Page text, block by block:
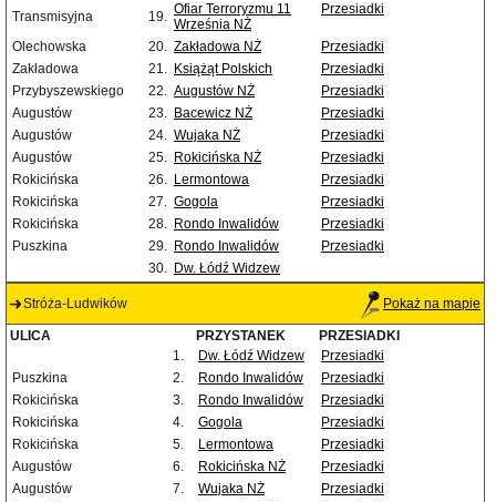
Transmisyjna 19. Ofiar Terroryzmu 11
Września NŻ
Przesiadki
Olechowska 20. Zakładowa NŻ
Przesiadki
Zakładowa
21. Książąt Polskich
Przesiadki
Przybyszewskiego
22. Augustów NŻ
Przesiadki
Augustów
23. Bacewicz NŻ
Przesiadki
Augustów
24. Wujaka NŻ
Przesiadki
Augustów
25. Rokicińska NŻ
Przesiadki
Rokicińska
26. Lermontowa
Przesiadki
Rokicińska
27. Gogola
Przesiadki
Rokicińska
28. Rondo Inwalidów
Przesiadki
Puszkina
29. Rondo Inwalidów
Przesiadki
30. Dw. Łódź Widzew
Stróża-Ludwików Pokaż na mapie
ULICA PRZYSTANEK
PRZESIADKI
1.
Dw. Łódź Widzew
Przesiadki
Puszkina
2. Rondo Inwalidów
Przesiadki
Rokicińska
3. Rondo Inwalidów
Przesiadki
Rokicińska
4. Gogola
Przesiadki
Rokicińska
5. Lermontowa
Przesiadki
Augustów
6. Rokicińska NŻ
Przesiadki
Augustów
7. Wujaka NŻ
Przesiadki